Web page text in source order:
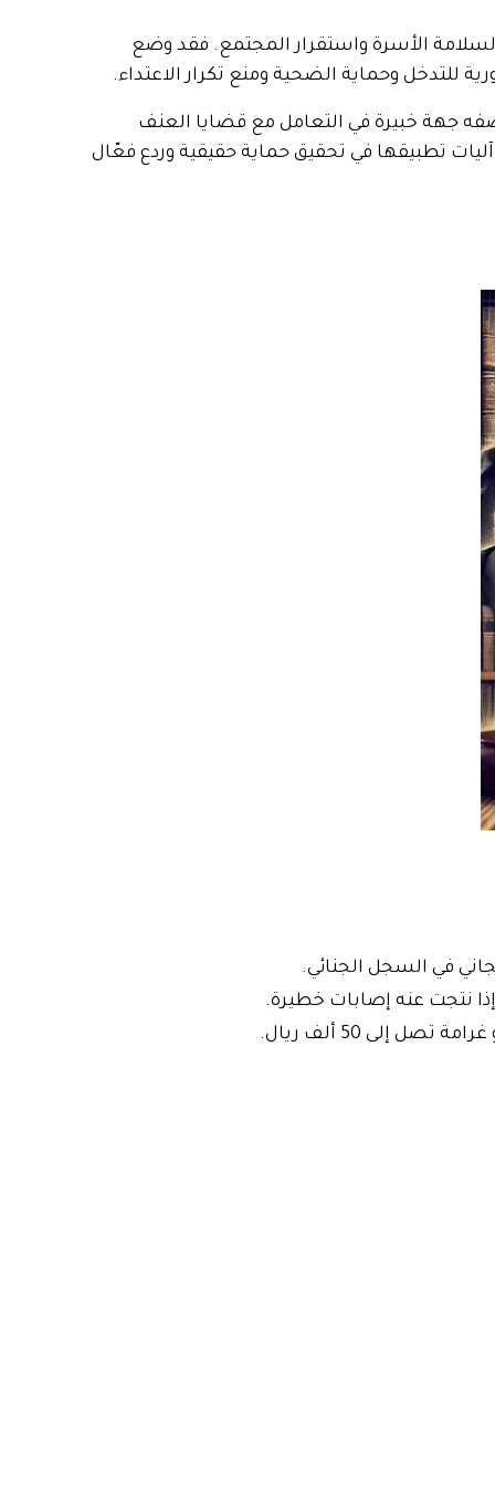
الأسرة واستقرار المجتمع. فقد وضع
وحماية الضحية ومنع تكرار الاعتداء.
جهة خبيرة في التعامل مع قضايا العنف
تطبيقها في تحقيق حماية حقيقية وردع فعّال
50 ألف ريال.